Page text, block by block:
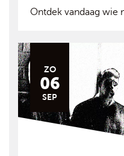
Ontdek vandaag wie
ZO
06
SEP